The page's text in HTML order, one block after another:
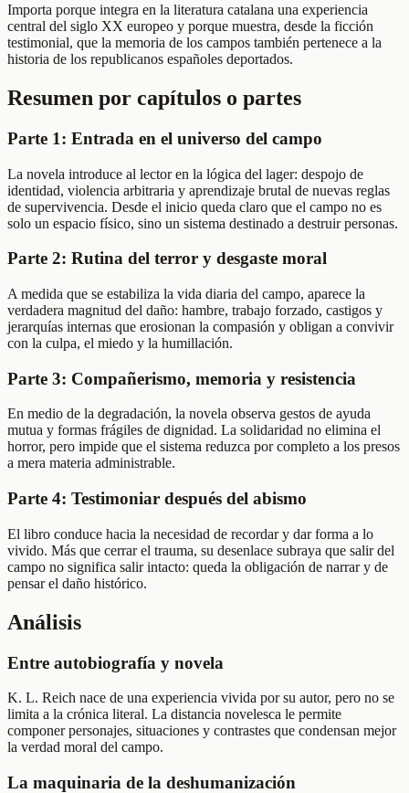
Importa porque integra en la literatura catalana una experiencia
central del siglo XX europeo y porque muestra, desde la ficción
testimonial, que la memoria de los campos también pertenece a la
historia de los republicanos españoles deportados.
Resumen por capítulos o partes
Parte 1: Entrada en el universo del campo
La novela introduce al lector en la lógica del lager: despojo de
identidad, violencia arbitraria y aprendizaje brutal de nuevas reglas
de supervivencia. Desde el inicio queda claro que el campo no es
solo un espacio físico, sino un sistema destinado a destruir personas.
Parte 2: Rutina del terror y desgaste moral
A medida que se estabiliza la vida diaria del campo, aparece la
verdadera magnitud del daño: hambre, trabajo forzado, castigos y
jerarquías internas que erosionan la compasión y obligan a convivir
con la culpa, el miedo y la humillación.
Parte 3: Compañerismo, memoria y resistencia
En medio de la degradación, la novela observa gestos de ayuda
mutua y formas frágiles de dignidad. La solidaridad no elimina el
horror, pero impide que el sistema reduzca por completo a los presos
a mera materia administrable.
Parte 4: Testimoniar después del abismo
El libro conduce hacia la necesidad de recordar y dar forma a lo
vivido. Más que cerrar el trauma, su desenlace subraya que salir del
campo no significa salir intacto: queda la obligación de narrar y de
pensar el daño histórico.
Análisis
Entre autobiografía y novela
K. L. Reich nace de una experiencia vivida por su autor, pero no se
limita a la crónica literal. La distancia novelesca le permite
componer personajes, situaciones y contrastes que condensan mejor
la verdad moral del campo.
La maquinaria de la deshumanización